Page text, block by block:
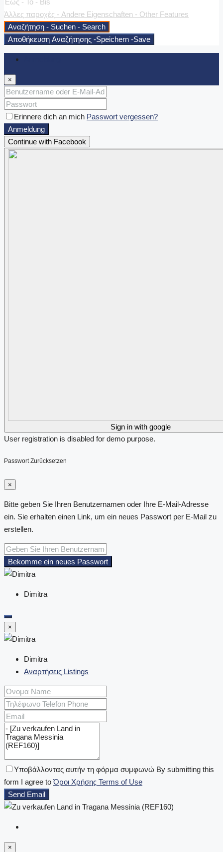
Άλλες παροχές - Andere Eigenschaften - Other Features
Αναζήτηση - Suchen - Search
Αποθήκευση Αναζήτησης -Speichern -Save
×
Erinnere dich an mich Passwort vergessen?
Anmeldung
Continue with Facebook
Sign in with google
User registration is disabled for demo purpose.
Passwort Zurücksetzen
×
Bitte geben Sie Ihren Benutzernamen oder Ihre E-Mail-Adresse
ein. Sie erhalten einen Link, um ein neues Passwort per E-Mail zu
erstellen.
Bekomme ein neues Passwort
Dimitra
×
Dimitra
Αναρτήσεις Listings
Υποβάλλοντας αυτήν τη φόρμα συμφωνώ By submitting this
form I agree toΌροι Χρήσης Terms of Use
Send Email
×